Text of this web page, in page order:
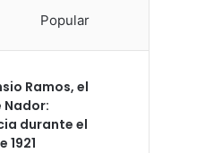
Popular
Ramos, el
Nador:
durante el
1921